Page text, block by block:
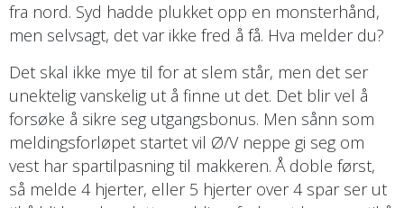
fra nord. Syd hadde plukket opp en monsterhånd,
men selvsagt, det var ikke fred å få. Hva melder du?
Det skal ikke mye til for at slem står, men det ser
unektelig vanskelig ut å finne ut det. Det blir vel å
forsøke å sikre seg utgangsbonus. Men sånn som
meldingsforløpet startet vil Ø/V neppe gi seg om
vest har spartilpasning til makkeren. Å doble først,
så melde 4 hjerter, eller 5 hjerter over 4 spar ser ut